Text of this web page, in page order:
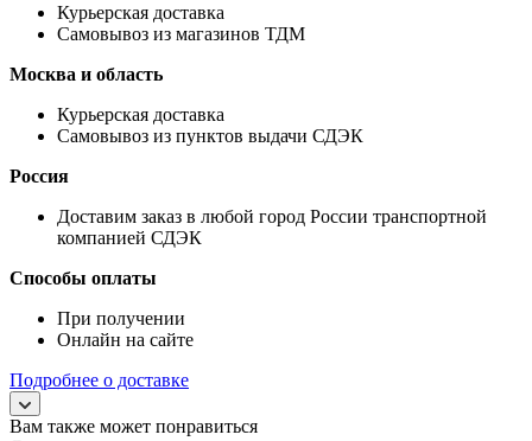
Курьерская доставка
Самовывоз из магазинов ТДМ
Москва и область
Курьерская доставка
Самовывоз из пунктов выдачи СДЭК
Россия
Доставим заказ в любой город России транспортной
компанией СДЭК
Способы оплаты
При получении
Онлайн на сайте
Подробнее о доставке
Вам также может понравиться